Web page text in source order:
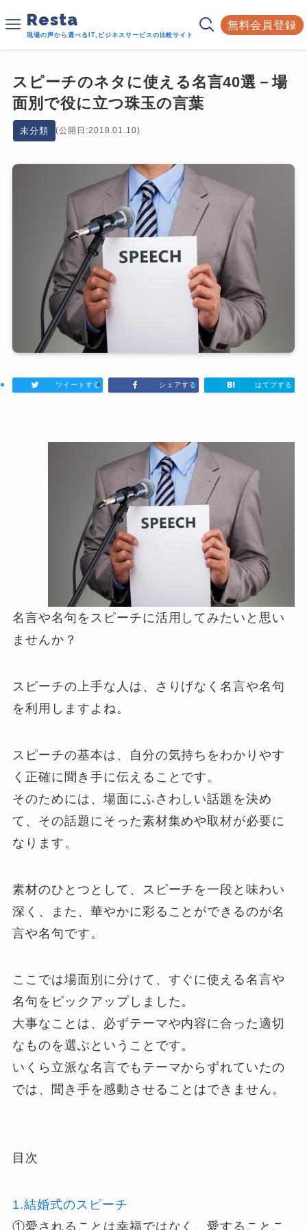
Resta
現場の声から選べるIT,ビジネスサービスの比較サイト
無料会員登録
スピーチのネタに使える名言40選－場
面別で役に立つ珠玉の言葉
未分類 (公開日:2018.01.10)
ツイートする シェアする はてブする
名言や名句をスピーチに活用してみたいと思い
ませんか？
スピーチの上手な人は、さりげなく名言や名句
を利用しますよね。
スピーチの基本は、自分の気持ちをわかりやす
く正確に聞き手に伝えることです。
そのためには、場面にふさわしい話題を決め
て、その話題にそった素材集めや取材が必要に
なります。
素材のひとつとして、スピーチを一段と味わい
深く、また、華やかに彩ることができるのが名
言や名句です。
ここでは場面別に分けて、すぐに使える名言や
名句をピックアップしました。
大事なことは、必ずテーマや内容に合った適切
なものを選ぶということです。
いくら立派な名言でもテーマからずれていたの
では、聞き手を感動させることはできません。
目次
1.結婚式のスピーチ
①愛されることは幸福ではなく、愛することこ